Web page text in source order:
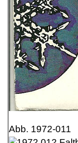
Abb. 1972-011